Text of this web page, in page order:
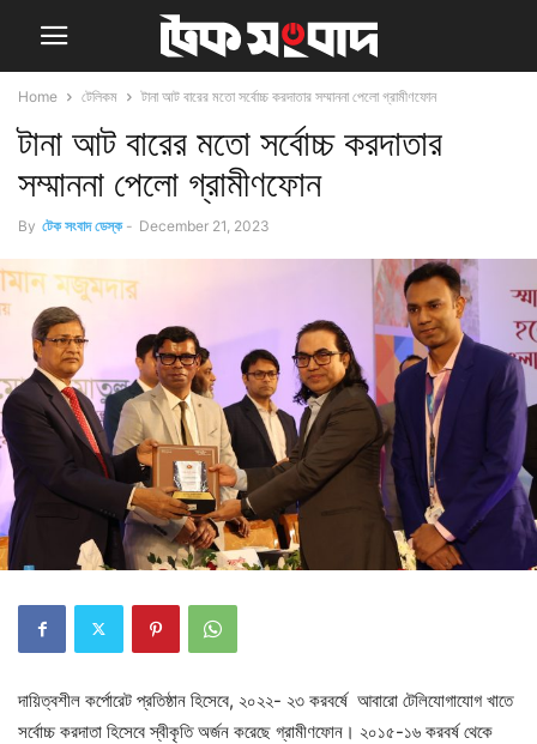
Home টেলিকম টানা আট বারের মতো সর্বোচ্চ করদাতার সম্মাননা পেলো গ্রামীণফোন
টানা আট বারের মতো সর্বোচ্চ করদাতার
সম্মাননা পেলো গ্রামীণফোন
By টেক সংবাদ ডেস্ক - December 21, 2023
দায়িত্বশীল কর্পোরেট প্রতিষ্ঠান হিসেবে, ২০২২- ২৩ করবর্ষে আবারো টেলিযোগাযোগ খাতে
সর্বোচ্চ করদাতা হিসেবে স্বীকৃতি অর্জন করেছে গ্রামীণফোন। ২০১৫-১৬ করবর্ষ থেকে